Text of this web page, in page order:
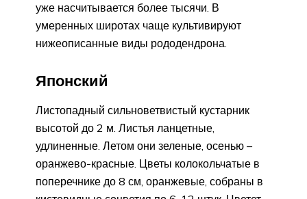
уже насчитывается более тысячи. В
умеренных широтах чаще культивируют
нижеописанные виды рододендрона.
Японский
Листопадный сильноветвистый кустарник
высотой до 2 м. Листья ланцетные,
удлиненные. Летом они зеленые, осенью –
оранжево-красные. Цветы колокольчатые в
поперечнике до 8 см, оранжевые, собраны в